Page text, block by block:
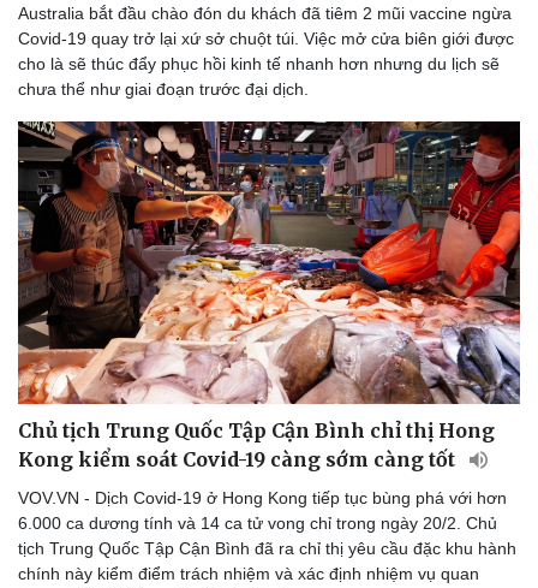
Australia bắt đầu chào đón du khách đã tiêm 2 mũi vaccine ngừa
Covid-19 quay trở lại xứ sở chuột túi. Việc mở cửa biên giới được
cho là sẽ thúc đẩy phục hồi kinh tế nhanh hơn nhưng du lịch sẽ
chưa thể như giai đoạn trước đại dịch.
Chủ tịch Trung Quốc Tập Cận Bình chỉ thị Hong
Kong kiểm soát Covid-19 càng sớm càng tốt
VOV.VN - Dịch Covid-19 ở Hong Kong tiếp tục bùng phá với hơn
6.000 ca dương tính và 14 ca tử vong chỉ trong ngày 20/2. Chủ
tịch Trung Quốc Tập Cận Bình đã ra chỉ thị yêu cầu đặc khu hành
chính này kiểm điểm trách nhiệm và xác định nhiệm vụ quan